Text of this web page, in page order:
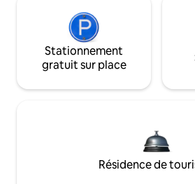
Stationnement
gratuit sur place
Résidence de